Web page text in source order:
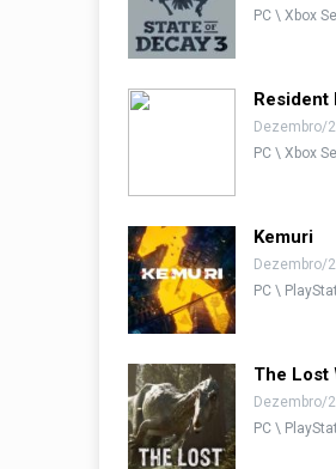
PC \ Xbox
Resident
Dezembro/
PC \ Xbox
Kemuri
Dezembro/
PC \
The Lost
Dezembro/
PC \